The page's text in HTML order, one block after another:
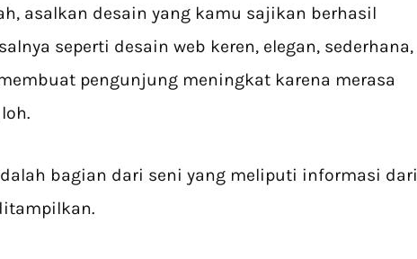
asalkan desain yang kamu sajikan berhasil
seperti desain web keren, elegan, sederhana,
pengunjung meningkat karena merasa
bagian dari seni yang meliputi informasi dari